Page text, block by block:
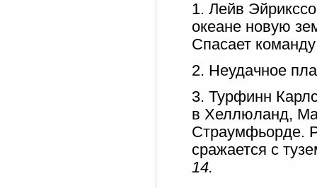
1. Лейв
океане новую
Спасает
2. Неудачное
3. Турфинн
в Хеллюланд,
Страумфьорде.
сражается с
14.